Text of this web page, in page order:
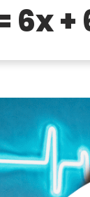
6x +